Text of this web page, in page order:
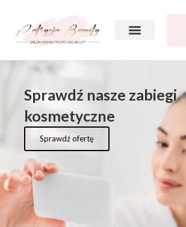
Sprawdź nasze zabiegi
kosmetyczne
Sprawdź ofertę